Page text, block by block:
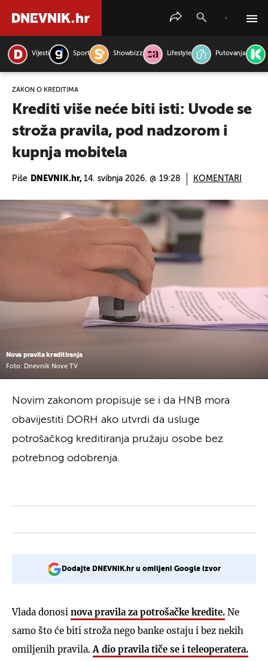
Vijesti Sport Showbizz Lifestyle Putovanja
ZAKON O KREDITIMA
Krediti više neće biti isti: Uvode se
stroža pravila, pod nadzorom i
kupnja mobitela
Piše DNEVNIK.hr, 14. svibnja 2026. @ 19:28 KOMENTARI
Nova pravila kreditiranja
Foto: Dnevnik Nove TV
Novim zakonom propisuje se i da HNB mora
obavijestiti DORH ako utvrdi da usluge
potrošačkog kreditiranja pružaju osobe bez
potrebnog odobrenja.
Dodajte DNEVNIK.hr u omiljeni Google izvor
Vlada donosi nova pravila za potrošačke kredite. Ne
samo što će biti stroža nego banke ostaju i bez nekih
omiljenih pravila. A dio pravila tiče se i teleoperatera.
PRETRAŽITE VIJESTI